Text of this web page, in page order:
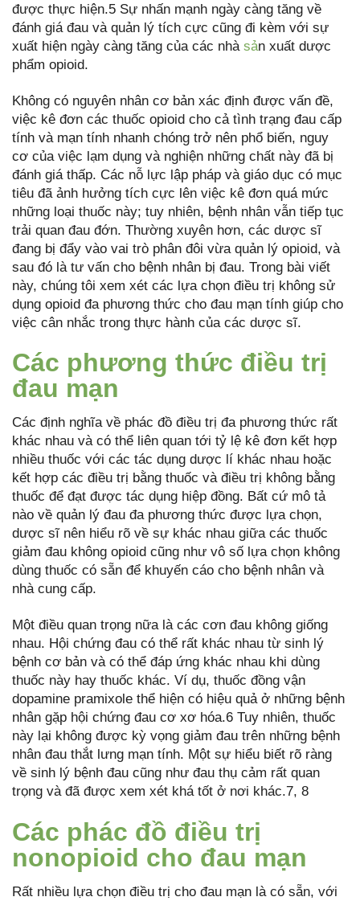
được thực hiện.5 Sự nhấn mạnh ngày càng tăng về
đánh giá đau và quản lý tích cực cũng đi kèm với sự
xuất hiện ngày càng tăng của các nhà sản xuất dược
phẩm opioid.
Không có nguyên nhân cơ bản xác định được vấn đề,
việc kê đơn các thuốc opioid cho cả tình trạng đau cấp
tính và mạn tính nhanh chóng trở nên phổ biến, nguy
cơ của việc lạm dụng và nghiện những chất này đã bị
đánh giá thấp. Các nỗ lực lập pháp và giáo dục có mục
tiêu đã ảnh hưởng tích cực lên việc kê đơn quá mức
những loại thuốc này; tuy nhiên, bệnh nhân vẫn tiếp tục
trải quan đau đớn. Thường xuyên hơn, các dược sĩ
đang bị đẩy vào vai trò phân đôi vừa quản lý opioid, và
sau đó là tư vấn cho bệnh nhân bị đau. Trong bài viết
này, chúng tôi xem xét các lựa chọn điều trị không sử
dụng opioid đa phương thức cho đau mạn tính giúp cho
việc cân nhắc trong thực hành của các dược sĩ.
Các phương thức điều trị
đau mạn
Các định nghĩa về phác đồ điều trị đa phương thức rất
khác nhau và có thể liên quan tới tỷ lệ kê đơn kết hợp
nhiều thuốc với các tác dụng dược lí khác nhau hoặc
kết hợp các điều trị bằng thuốc và điều trị không bằng
thuốc để đạt được tác dụng hiệp đồng. Bất cứ mô tả
nào về quản lý đau đa phương thức được lựa chọn,
dược sĩ nên hiểu rõ về sự khác nhau giữa các thuốc
giảm đau không opioid cũng như vô số lựa chọn không
dùng thuốc có sẵn để khuyến cáo cho bệnh nhân và
nhà cung cấp.
Một điều quan trọng nữa là các cơn đau không giống
nhau. Hội chứng đau có thể rất khác nhau từ sinh lý
bệnh cơ bản và có thể đáp ứng khác nhau khi dùng
thuốc này hay thuốc khác. Ví dụ, thuốc đồng vận
dopamine pramixole thể hiện có hiệu quả ở những bệnh
nhân gặp hội chứng đau cơ xơ hóa.6 Tuy nhiên, thuốc
này lại không được kỳ vọng giảm đau trên những bệnh
nhân đau thắt lưng mạn tính. Một sự hiểu biết rõ ràng
về sinh lý bệnh đau cũng như đau thụ cảm rất quan
trọng và đã được xem xét khá tốt ở nơi khác.7, 8
Các phác đồ điều trị
nonopioid cho đau mạn
Rất nhiều lựa chọn điều trị cho đau mạn là có sẵn, với